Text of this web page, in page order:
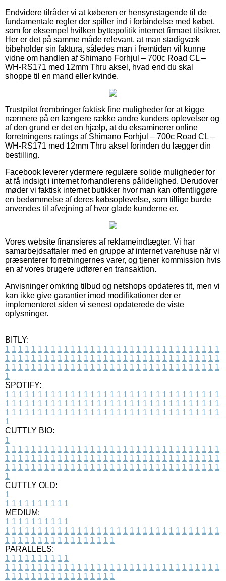
Endvidere tilråder vi at køberen er hensynstagende til de
fundamentale regler der spiller ind i forbindelse med købet,
som for eksempel hvilken byttepolitik internet firmaet tilsikrer.
Her er det på samme måde relevant, at man stadigvæk
bibeholder sin faktura, således man i fremtiden vil kunne
vidne om handlen af Shimano Forhjul – 700c Road CL –
WH-RS171 med 12mm Thru aksel, hvad end du skal
shoppe til en mand eller kvinde.
Trustpilot frembringer faktisk fine muligheder for at kigge
nærmere på en længere række andre kunders oplevelser og
af den grund er det en hjælp, at du eksaminerer online
forretningens ratings af Shimano Forhjul – 700c Road CL –
WH-RS171 med 12mm Thru aksel forinden du lægger din
bestilling.
Facebook leverer ydermere regulære solide muligheder for
at få indsigt i internet forhandlerens pålidelighed. Derudover
møder vi faktisk internet butikker hvor man kan offentliggøre
en bedømmelse af deres købsoplevelse, som tillige burde
anvendes til afvejning af hvor glade kunderne er.
Vores website finansieres af reklameindtægter. Vi har
samarbejdsaftaler med en gruppe af internet varehuse når vi
præsenterer forretningernes varer, og tjener kommission hvis
en af vores brugere udfører en transaktion.
Anvisninger omkring tilbud og netshops opdateres tit, men vi
kan ikke give garantier imod modifikationer der er
implementeret siden vi senest opdaterede de viste
oplysninger.
BITLY:
1 1 1 1 1 1 1 1 1 1 1 1 1 1 1 1 1 1 1 1 1 1 1 1 1 1 1 1 1 1 1 1 1
1 1 1 1 1 1 1 1 1 1 1 1 1 1 1 1 1 1 1 1 1 1 1 1 1 1 1 1 1 1 1 1 1
1 1 1 1 1 1 1 1 1 1 1 1 1 1 1 1 1 1 1 1 1 1 1 1 1 1 1 1 1 1 1 1 1
1
SPOTIFY:
1 1 1 1 1 1 1 1 1 1 1 1 1 1 1 1 1 1 1 1 1 1 1 1 1 1 1 1 1 1 1 1 1
1 1 1 1 1 1 1 1 1 1 1 1 1 1 1 1 1 1 1 1 1 1 1 1 1 1 1 1 1 1 1 1 1
1 1 1 1 1 1 1 1 1 1 1 1 1 1 1 1 1 1 1 1 1 1 1 1 1 1 1 1 1 1 1 1 1
1
CUTTLY BIO:
1
1 1 1 1 1 1 1 1 1 1 1 1 1 1 1 1 1 1 1 1 1 1 1 1 1 1 1 1 1 1 1 1 1
1 1 1 1 1 1 1 1 1 1 1 1 1 1 1 1 1 1 1 1 1 1 1 1 1 1 1 1 1 1 1 1 1
1 1 1 1 1 1 1 1 1 1 1 1 1 1 1 1 1 1 1 1 1 1 1 1 1 1 1 1 1 1 1 1 1
1
CUTTLY OLD:
1
1 1 1 1 1 1 1 1 1 1
MEDIUM:
1 1 1 1 1 1 1 1 1 1
1 1 1 1 1 1 1 1 1 1 1 1 1 1 1 1 1 1 1 1 1 1 1 1 1 1 1 1 1 1 1 1 1
1 1 1 1 1 1 1 1 1 1 1 1 1 1 1 1 1
PARALLELS:
1 1 1 1 1 1 1 1 1 1
1 1 1 1 1 1 1 1 1 1 1 1 1 1 1 1 1 1 1 1 1 1 1 1 1 1 1 1 1 1 1 1 1
1 1 1 1 1 1 1 1 1 1 1 1 1 1 1 1 1